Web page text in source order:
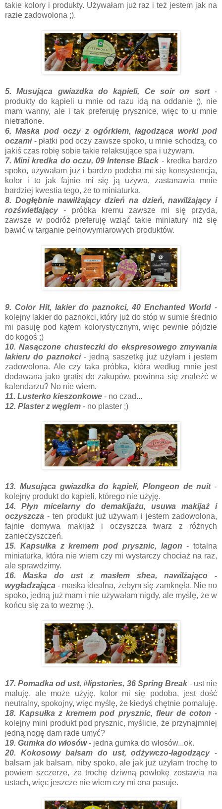
takie kolory i produkty. Używałam już raz i też jestem jak na
razie zadowolona ;).
5. Musująca gwiazdka do kąpieli, Ce soir on sort -
produkty do kąpieli u mnie od razu idą na oddanie ;), nie
mam wanny, ale i tak preferuję prysznice, więc to u mnie
nietrafione.
6. Maska pod oczy z ogórkiem, łagodząca worki pod
oczami- płatki pod oczy zawsze spoko, u mnie schodzą, co
jakiś czas robię sobie takie relaksujące spa i używam.
7. Mini kredka do oczu, 09 Intense Black - kredka bardzo
spoko, używałam już i bardzo podoba mi się konsystencja,
kolor i to jak fajnie mi się ją używa, zastanawia mnie
bardziej kwestia tego, że to miniaturka.
8. Dogłębnie nawilżający dzień na dzień, nawilżający i
rozświetlający- próbka kremu zawsze mi się przyda,
zawsze w podróż preferuję wziąć takie miniatury niż się
bawić w targanie pełnowymiarowych produktów.
9. Color Hit, lakier do paznokci, 40 Enchanted World -
kolejny lakier do paznokci, który już do stóp w sumie średnio
mi pasuję pod kątem kolorystycznym, więc pewnie pójdzie
do kogoś ;)
10. Nasączone chusteczki do ekspresowego zmywania
lakieru do paznokci - jedną saszetkę już użyłam i jestem
zadowolona. Ale czy taka próbka, która według mnie jest
dodawana jako gratis do zakupów, powinna się znaleźć w
kalendarzu? No nie wiem.
11. Lusterko kieszonkowe - no czad...
12. Plaster z węglem - no plaster ;)
13. Musująca gwiazdka do kąpieli, Plongeon de nuit-
kolejny produkt do kąpieli, którego nie użyję.
14. Płyn micelarny do demakijażu, usuwa makijaż i
oczyszcza - ten produkt już używam i jestem zadowolona,
fajnie domywa makijaż i oczyszcza twarz z różnych
zanieczyszczeń.
15. Kapsułka z kremem pod prysznic, lagon- totalna
miniaturka, która nie wiem czy mi wystarczy chociaż na raz,
ale sprawdzimy.
16. Maska do ust z masłem shea, nawilżająco -
wygładzająca - maska idealna, żebym się zamknęła. Nie no
spoko, jedną już mam i nie używałam nigdy, ale myślę, że w
końcu się za to wezmę ;).
17. Pomadka od ust, #lipstories, 36 Spring Break - ust nie
maluję, ale może użyję, kolor mi się podoba, jest dość
neutralny, spokojny, więc myślę, że kiedyś chętnie pomaluję.
18. Kapsułka z kremem pod prysznic, fleur de coton -
kolejny mini produkt pod prysznic, myślicie, że przynajmniej
jedną nogę dam rade umyć?
19. Gumka do włosów- jedna gumka do włosów...ok.
20. Kokosowy balsam do ust, odżywczo-łagodzący-
balsam jak balsam, niby spoko, ale jak już użyłam trochę to
powiem szczerze, że trochę dziwną powłokę zostawia na
ustach, więc jeszcze nie wiem czy mi ona pasuje.